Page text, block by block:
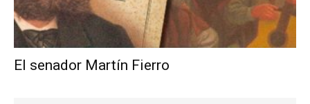
El senador Martín Fierro